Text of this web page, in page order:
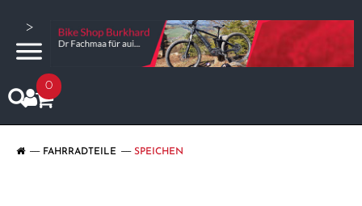
>
0
FAHRRADTEILE SPEICHEN